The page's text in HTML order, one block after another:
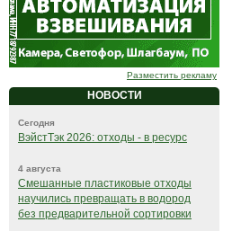
Разместить рекламу
НОВОСТИ
Сегодня
ВэйстТэк 2026: отходы - в ресурс
4 августа
Смешанные пластиковые отходы
научились превращать в водород
без предварительной сортировки